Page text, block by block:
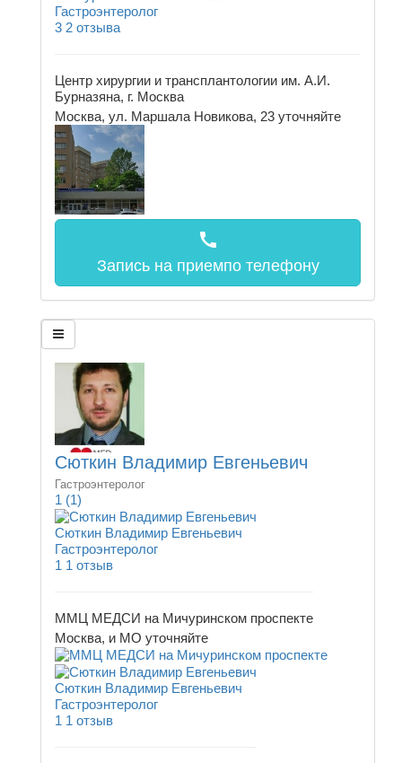
Гастроэнтеролог
3 2 отзыва
Центр хирургии и трансплантологии им. А.И.
Бурназяна, г. Москва
Москва, ул. Маршала Новикова, 23 уточняйте
call
Запись на приемпо телефону
Сюткин Владимир Евгеньевич
Гастроэнтеролог
1 (1)
Сюткин Владимир Евгеньевич
Гастроэнтеролог
1 1 отзыв
ММЦ МЕДСИ на Мичуринском проспекте
Москва, и МО уточняйте
Сюткин Владимир Евгеньевич
Гастроэнтеролог
1 1 отзыв